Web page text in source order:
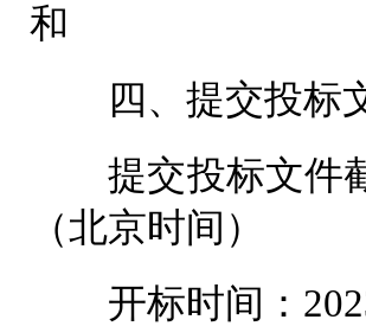
和
四、提交投标文
提交投标文件截
（北京时间）
开标时间：2023